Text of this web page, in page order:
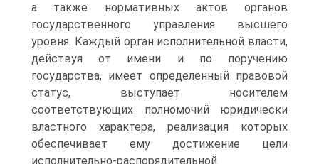
а также нормативных актов органов
государственного управления высшего
уровня. Каждый орган исполнительной власти,
действуя от имени и по поручению
государства, имеет определенный правовой
статус, выступает носителем
соответствующих полномочий юридически
властного характера, реализация которых
обеспечивает ему достижение цели
исполнительно-распорядительной